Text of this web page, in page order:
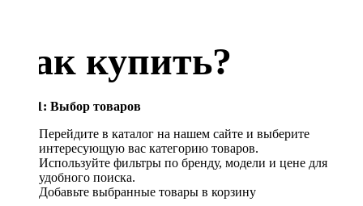
Как купить?
Шаг 1: Выбор товаров
Перейдите в каталог на нашем сайте и выберите
интересующую вас категорию товаров.
Используйте фильтры по бренду, модели и цене для
удобного поиска.
Добавьте выбранные товары в корзину